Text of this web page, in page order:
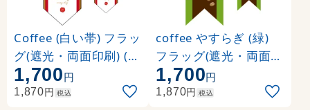
Coffee (白い帯) フラッ
グ(遮光・両面印刷) (6
076)
1,700円
1,870円 税込
coffee やすらぎ (緑)
フラッグ(遮光・両面印
刷) (6078)
1,700円
1,870円 税込